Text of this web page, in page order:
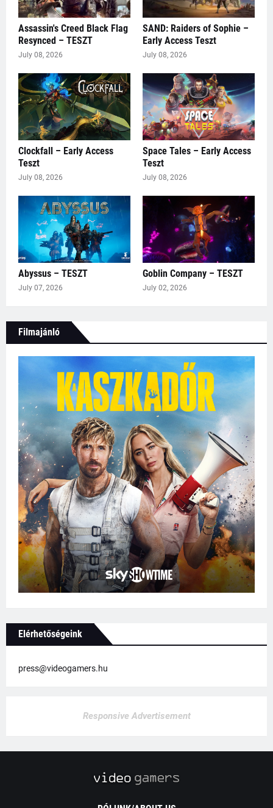
Assassin's Creed Black Flag
Resynced – TESZT
July 08, 2026
SAND: Raiders of Sophie –
Early Access Teszt
July 08, 2026
Clockfall – Early Access
Teszt
July 08, 2026
Space Tales – Early Access
Teszt
July 08, 2026
Abyssus – TESZT
July 07, 2026
Goblin Company – TESZT
July 02, 2026
Filmajánló
Elérhetőségeink
press@videogamers.hu
Responsive Advertisement